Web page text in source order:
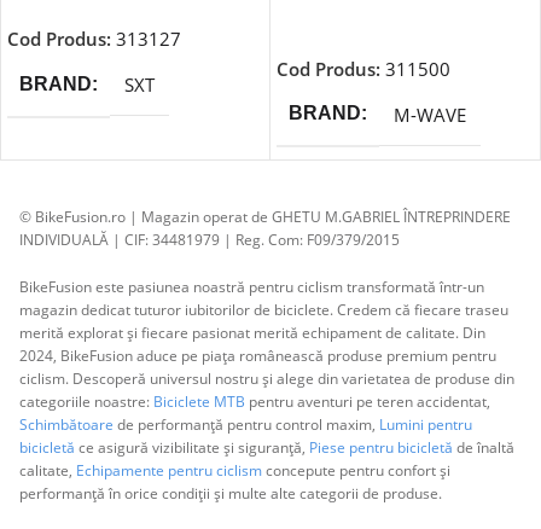
Cod Produs: 313127
BRAND SXT
Cod Produs: 311500
BRAND M-WAVE
© BikeFusion.ro | Magazin operat de GHETU M.GABRIEL ÎNTREPRINDERE
INDIVIDUALĂ | CIF: 34481979 | Reg. Com: F09/379/2015
BikeFusion este pasiunea noastră pentru ciclism transformată într-un
magazin dedicat tuturor iubitorilor de biciclete. Credem că fiecare traseu
merită explorat și fiecare pasionat merită echipament de calitate. Din
2024, BikeFusion aduce pe piața românească produse premium pentru
ciclism. Descoperă universul nostru și alege din varietatea de produse din
categoriile noastre: Biciclete MTB pentru aventuri pe teren accidentat,
Schimbătoare de performanță pentru control maxim, Lumini pentru
bicicletă ce asigură vizibilitate și siguranță, Piese pentru bicicletă de înaltă
calitate, Echipamente pentru ciclismconcepute pentru confort și
performanță în orice condiții și multe alte categorii de produse.